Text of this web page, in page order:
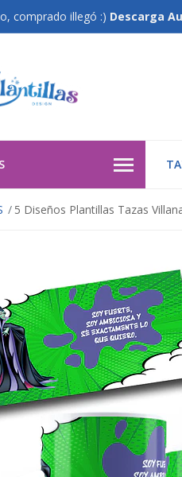
comprado illegó :) Descarga
5 Diseños Plantillas Tazas